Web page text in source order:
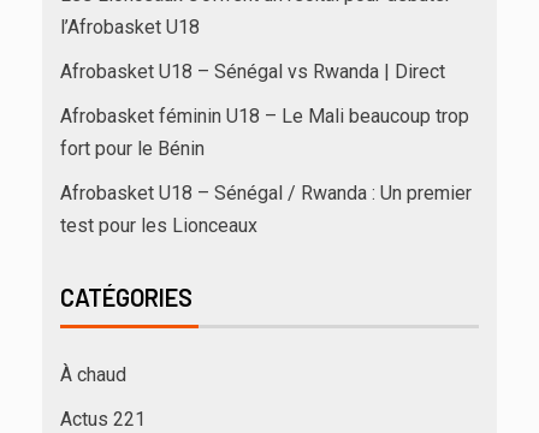
l’Afrobasket U18
Afrobasket U18 – Sénégal vs Rwanda | Direct
Afrobasket féminin U18 – Le Mali beaucoup trop
fort pour le Bénin
Afrobasket U18 – Sénégal / Rwanda : Un premier
test pour les Lionceaux
CATÉGORIES
À chaud
Actus 221